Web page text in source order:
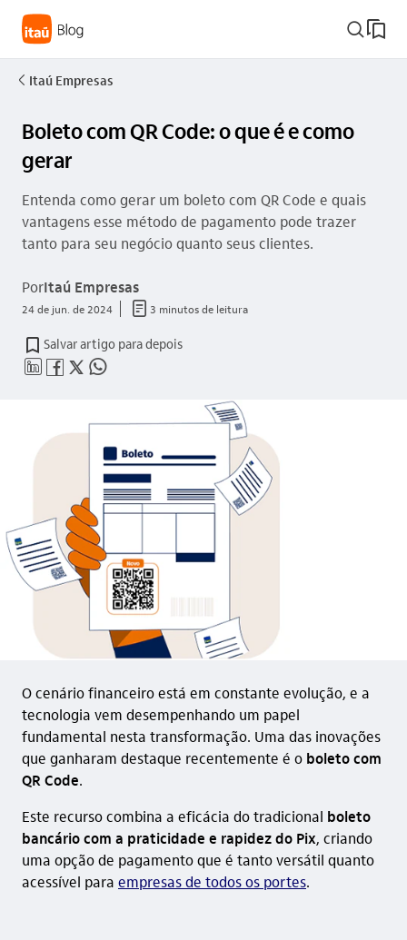
busca_outline
seta_esquerda Itaú Empresas
Boleto com QR Code: o que é e como
gerar
Entenda como gerar um boleto com QR Code e quais
vantagens esse método de pagamento pode trazer
tanto para seu negócio quanto seus clientes.
PorItaú Empresas
24 de jun. de 2024 documento_outline 3 minutos de leitura
Salvar artigo para depois
linkedin_base facebook_outline twitter_outline whatsapp_outline
O cenário financeiro está em constante evolução, e a
tecnologia vem desempenhando um papel
fundamental nesta transformação. Uma das inovações
que ganharam destaque recentemente é o boleto com
QR Code.
Este recurso combina a eficácia do tradicional boleto
bancário com a praticidade e rapidez do Pix, criando
uma opção de pagamento que é tanto versátil quanto
acessível para empresas de todos os portes.